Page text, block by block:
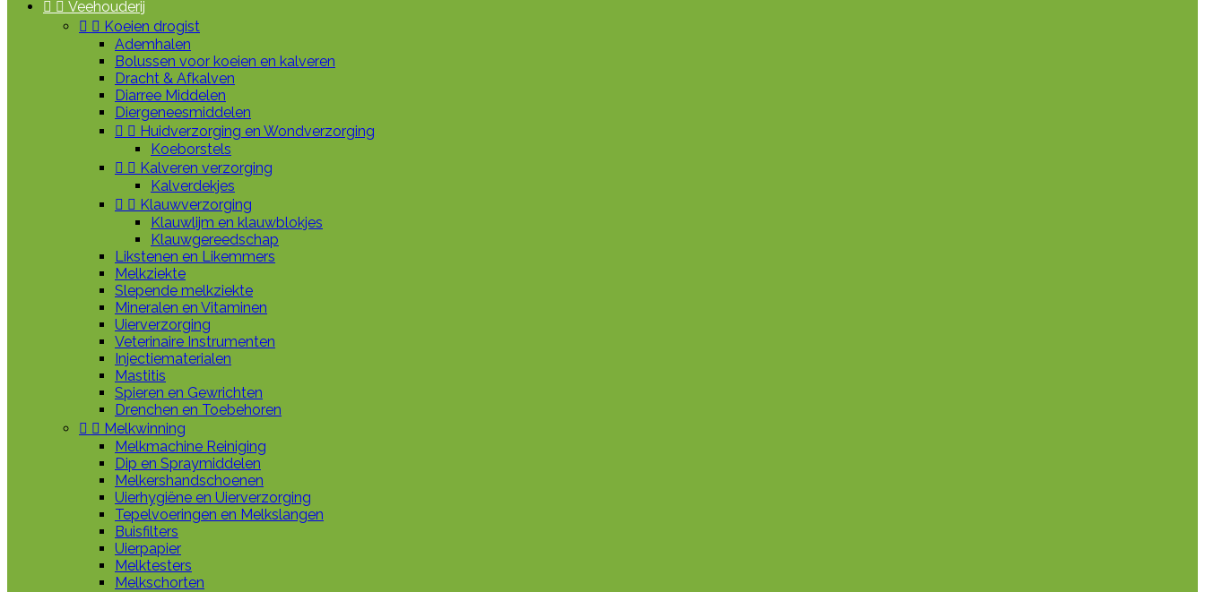
  Veehouderij
  Koeien drogist
Ademhalen
Bolussen voor koeien en kalveren
Dracht & Afkalven
Diarree Middelen
Diergeneesmiddelen
  Huidverzorging en Wondverzorging
Koeborstels
  Kalveren verzorging
Kalverdekjes
  Klauwverzorging
Klauwlijm en klauwblokjes
Klauwgereedschap
Likstenen en Likemmers
Melkziekte
Slepende melkziekte
Mineralen en Vitaminen
Uierverzorging
Veterinaire Instrumenten
Injectiematerialen
Mastitis
Spieren en Gewrichten
Drenchen en Toebehoren
  Melkwinning
Melkmachine Reiniging
Dip en Spraymiddelen
Melkershandschoenen
Uierhygiëne en Uierverzorging
Tepelvoeringen en Melkslangen
Buisfilters
Uierpapier
Melktesters
Melkschorten